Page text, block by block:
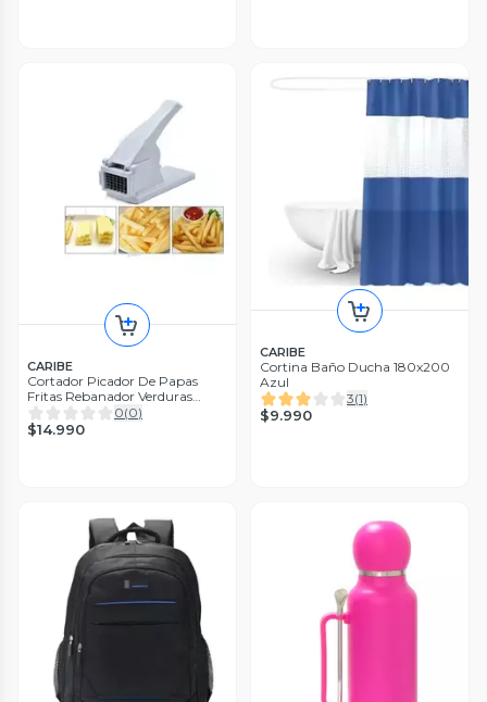
CARIBE
Cortador Picador De Papas
Fritas Rebanador Verduras
Maquina
0(0)
$14.990
CARIBE
Cortina Baño Ducha 180x200
Azul
3(1)
$9.990